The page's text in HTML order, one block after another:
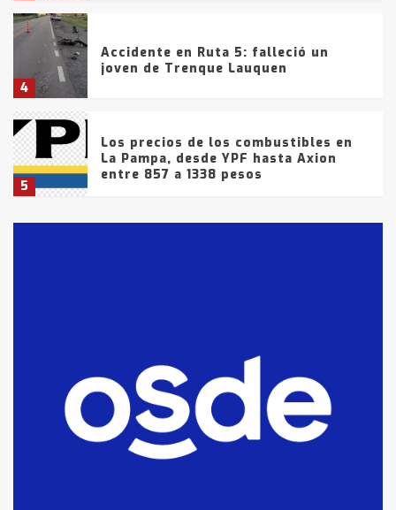
4
Accidente en Ruta 5: falleció un
joven de Trenque Lauquen
5
Los precios de los combustibles en
La Pampa, desde YPF hasta Axion
entre 857 a 1338 pesos
fueron detenidos por
comercialización de drogas en la
tarde del sábado
T.Lauquen: se vendió el edificio de
lo que fue la planta Industrial del